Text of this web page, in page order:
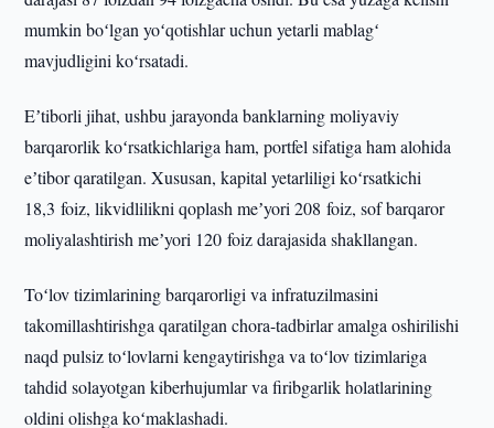
mumkin boʻlgan yoʻqotishlar uchun yetarli mablagʻ
mavjudligini koʻrsatadi.
Eʼtiborli jihat, ushbu jarayonda banklarning moliyaviy
barqarorlik koʻrsatkichlariga ham, portfel sifatiga ham alohida
eʼtibor qaratilgan. Xususan, kapital yetarliligi koʻrsatkichi
18,3 foiz, likvidlilikni qoplash meʼyori 208 foiz, sof barqaror
moliyalashtirish meʼyori 120 foiz darajasida shakllangan.
Toʻlov tizimlarining barqarorligi va infratuzilmasini
takomillashtirishga qaratilgan chora-tadbirlar amalga oshirilishi
naqd pulsiz toʻlovlarni kengaytirishga va toʻlov tizimlariga
tahdid solayotgan kiberhujumlar va firibgarlik holatlarining
oldini olishga koʻmaklashadi.